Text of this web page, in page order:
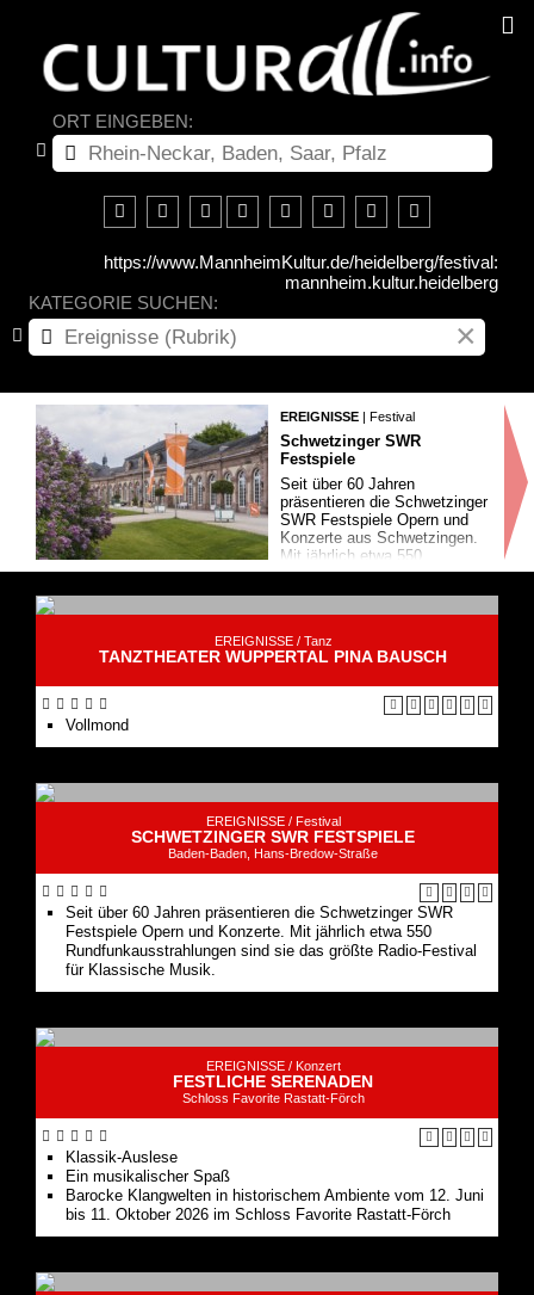
ORT EINGEBEN:
https://www.MannheimKultur.de/heidelberg/festival:
mannheim.kultur.heidelberg
KATEGORIE SUCHEN:
×
EREIGNISSE | Festival
Schwetzinger SWR
Festspiele
Seit über 60 Jahren
präsentieren die Schwetzinger
SWR Festspiele Opern und
Konzerte aus Schwetzingen.
Mit jährlich etwa 550
Rundfunkausstrahlungen sind
sie das größte Radio-Festival
EREIGNISSE / Tanz
TANZTHEATER WUPPERTAL PINA BAUSCH
Vollmond
EREIGNISSE / Festival
SCHWETZINGER SWR FESTSPIELE
Baden-Baden, Hans-Bredow-Straße
Seit über 60 Jahren präsentieren die Schwetzinger SWR
Festspiele Opern und Konzerte. Mit jährlich etwa 550
Rundfunkausstrahlungen sind sie das größte Radio-Festival
für Klassische Musik.
EREIGNISSE / Konzert
FESTLICHE SERENADEN
Schloss Favorite Rastatt-Förch
Klassik-Auslese
Ein musikalischer Spaß
Barocke Klangwelten in historischem Ambiente vom 12. Juni
bis 11. Oktober 2026 im Schloss Favorite Rastatt-Förch